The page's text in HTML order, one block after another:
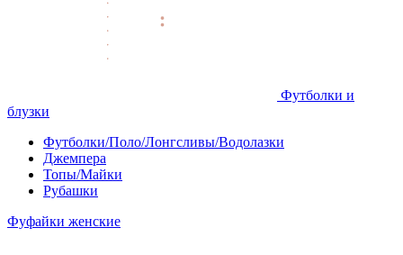
Футболки и
блузки
Футболки/Поло/Лонгсливы/Водолазки
Джемпера
Топы/Майки
Рубашки
Фуфайки женские